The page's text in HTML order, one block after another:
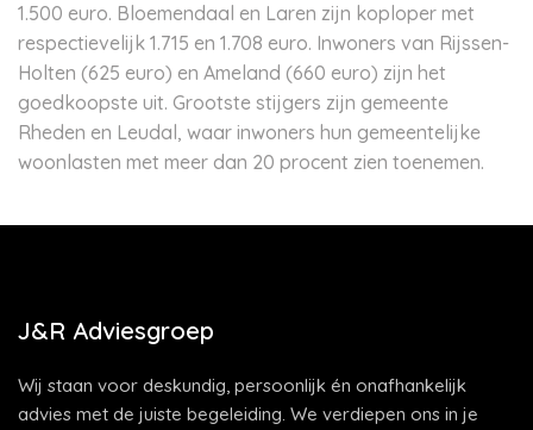
1.500 euro. Bloemendaal en Laren zijn koploper met
respectievelijk 1.715 en 1.708 euro. Inwoners van Rijssen-
Holten (625 euro) en Ameland (660 euro) zijn het
goedkoopste uit. Grootste stijgers zijn gemeente
Rheden en Leudal, waar inwoners hun gemeentelijke
woonlasten met meer dan 20 procent zien toenemen.
J&R Adviesgroep
Wij staan voor deskundig, persoonlijk én onafhankelijk
advies met de juiste begeleiding. We verdiepen ons in je